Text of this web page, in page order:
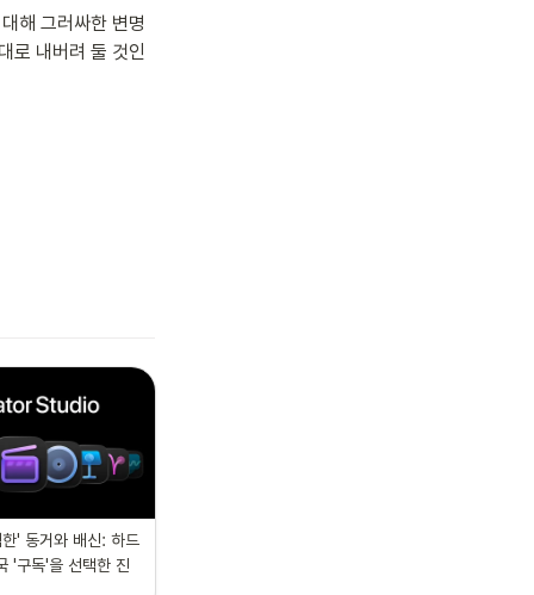
해 그러싸한 변명
로 내버려 둘 것인
' 동거와 배신: 하드
'구독'을 선택한 진